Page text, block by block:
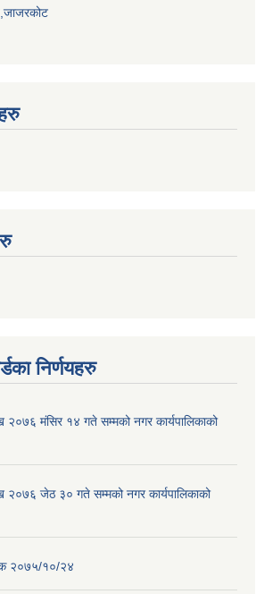
निर्णयहरु
मंसिर १४ गते सम्मको नगर कार्यपालिकाको
जेठ ३० गते सम्मको नगर कार्यपालिकाको
२०७५/१०/२४